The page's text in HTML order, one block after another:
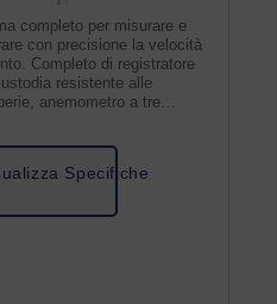
completo per misurare e
con precisione la velocità
Completo di registratore
resistente alle
anemometro a tre
Specifiche